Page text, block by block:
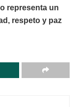
representa un
respeto y paz